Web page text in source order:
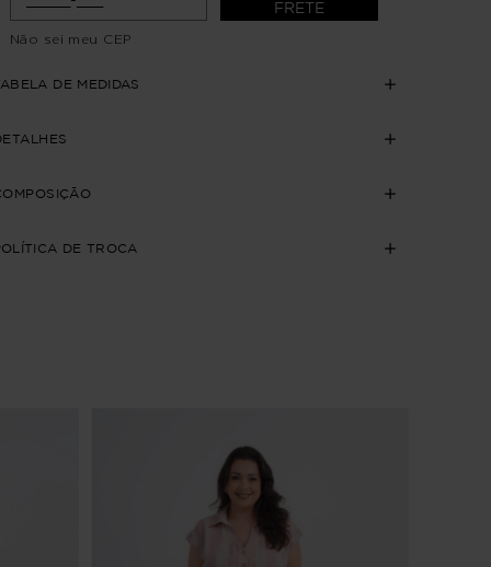
FRETE
Não sei meu CEP
DE MEDIDAS
DE TROCA